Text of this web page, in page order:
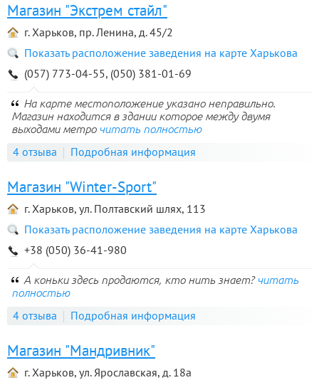
Магазин "Экстрем стайл"
г. Харьков, пр. Ленина, д. 45/2
Показать расположение заведения на карте Харькова
(057) 773-04-55, (050) 381-01-69
На карте местоположение указано неправильно.
Магазин находится в здании которое между двумя
выходами метро читать полностью
4 отзыва Подробная информация
Магазин "Winter-Sport"
г. Харьков, ул. Полтавский шлях, 113
Показать расположение заведения на карте Харькова
+38 (050) 36-41-980
А коньки здесь продаются, кто нить знает? читать
полностью
4 отзыва Подробная информация
Магазин "Мандривник"
г. Харьков, ул. Ярославская, д. 18а